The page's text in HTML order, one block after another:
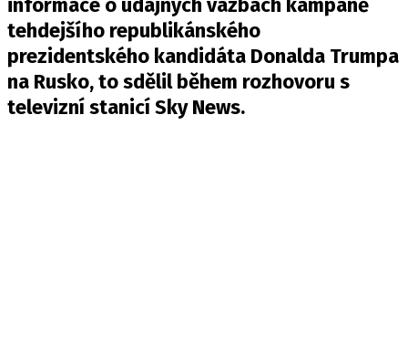
Provozovatelem serveru newsbox.cz je
INCORP MEDIA GROUP s.r.o., IČ: 118 23 054
informace o údajných vazbách kampaně
tehdejšího republikánského
prezidentského kandidáta Donalda Trumpa
na Rusko, to sdělil během rozhovoru s
televizní stanicí Sky News.